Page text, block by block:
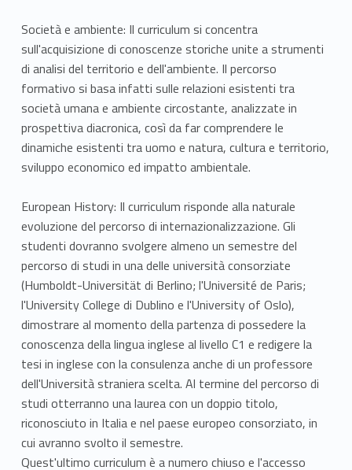
Società e ambiente: Il curriculum si concentra
sull'acquisizione di conoscenze storiche unite a strumenti
di analisi del territorio e dell'ambiente. Il percorso
formativo si basa infatti sulle relazioni esistenti tra
società umana e ambiente circostante, analizzate in
prospettiva diacronica, così da far comprendere le
dinamiche esistenti tra uomo e natura, cultura e territorio,
sviluppo economico ed impatto ambientale.
European History: Il curriculum risponde alla naturale
evoluzione del percorso di internazionalizzazione. Gli
studenti dovranno svolgere almeno un semestre del
percorso di studi in una delle università consorziate
(Humboldt-Universität di Berlino; l'Université de Paris;
l'University College di Dublino e l'University of Oslo),
dimostrare al momento della partenza di possedere la
conoscenza della lingua inglese al livello C1 e redigere la
tesi in inglese con la consulenza anche di un professore
dell'Università straniera scelta. Al termine del percorso di
studi otterranno una laurea con un doppio titolo,
riconosciuto in Italia e nel paese europeo consorziato, in
cui avranno svolto il semestre.
Quest'ultimo curriculum è a numero chiuso e l'accesso